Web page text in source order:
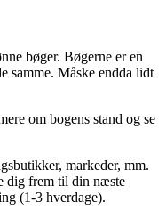
bøger. Bøgerne er en
samme. Måske endda lidt
om bogens stand og se
markeder, mm.
dig frem til din næste
(1-3 hverdage).